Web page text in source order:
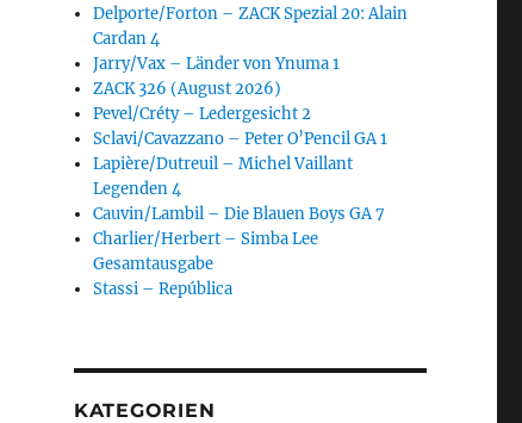
Delporte/Forton – ZACK Spezial 20: Alain
Cardan 4
Jarry/Vax – Länder von Ynuma 1
ZACK 326 (August 2026)
Pevel/Créty – Ledergesicht 2
Sclavi/Cavazzano – Peter O’Pencil GA 1
Lapière/Dutreuil – Michel Vaillant
Legenden 4
Cauvin/Lambil – Die Blauen Boys GA 7
Charlier/Herbert – Simba Lee
Gesamtausgabe
Stassi – República
KATEGORIEN